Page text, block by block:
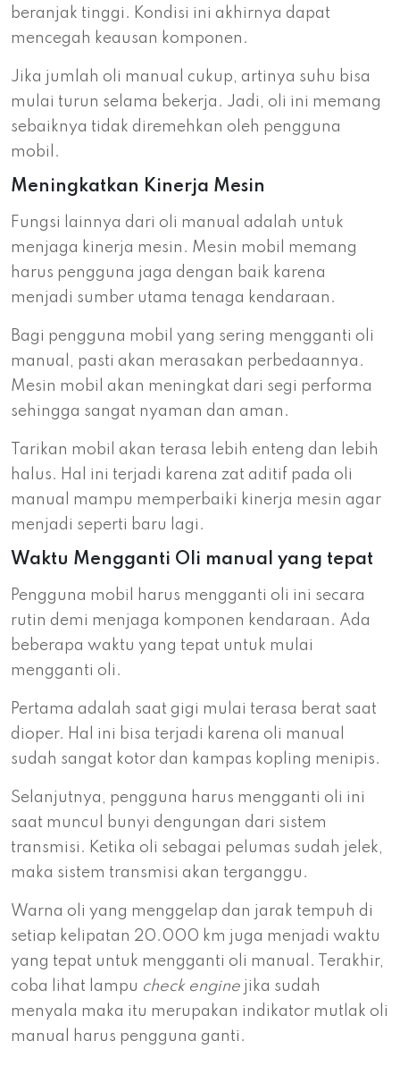
beranjak tinggi. Kondisi ini akhirnya dapat
mencegah keausan komponen.
Jika jumlah oli manual cukup, artinya suhu bisa
mulai turun selama bekerja. Jadi, oli ini memang
sebaiknya tidak diremehkan oleh pengguna
mobil.
Meningkatkan Kinerja Mesin
Fungsi lainnya dari oli manual adalah untuk
menjaga kinerja mesin. Mesin mobil memang
harus pengguna jaga dengan baik karena
menjadi sumber utama tenaga kendaraan.
Bagi pengguna mobil yang sering mengganti oli
manual, pasti akan merasakan perbedaannya.
Mesin mobil akan meningkat dari segi performa
sehingga sangat nyaman dan aman.
Tarikan mobil akan terasa lebih enteng dan lebih
halus. Hal ini terjadi karena zat aditif pada oli
manual mampu memperbaiki kinerja mesin agar
menjadi seperti baru lagi.
Waktu Mengganti Oli manual yang tepat
Pengguna mobil harus mengganti oli ini secara
rutin demi menjaga komponen kendaraan. Ada
beberapa waktu yang tepat untuk mulai
mengganti oli.
Pertama adalah saat gigi mulai terasa berat saat
dioper. Hal ini bisa terjadi karena oli manual
sudah sangat kotor dan kampas kopling menipis.
Selanjutnya, pengguna harus mengganti oli ini
saat muncul bunyi dengungan dari sistem
transmisi. Ketika oli sebagai pelumas sudah jelek,
maka sistem transmisi akan terganggu.
Warna oli yang menggelap dan jarak tempuh di
setiap kelipatan 20.000 km juga menjadi waktu
yang tepat untuk mengganti oli manual. Terakhir,
coba lihat lampu check engine jika sudah
menyala maka itu merupakan indikator mutlak oli
manual harus pengguna ganti.